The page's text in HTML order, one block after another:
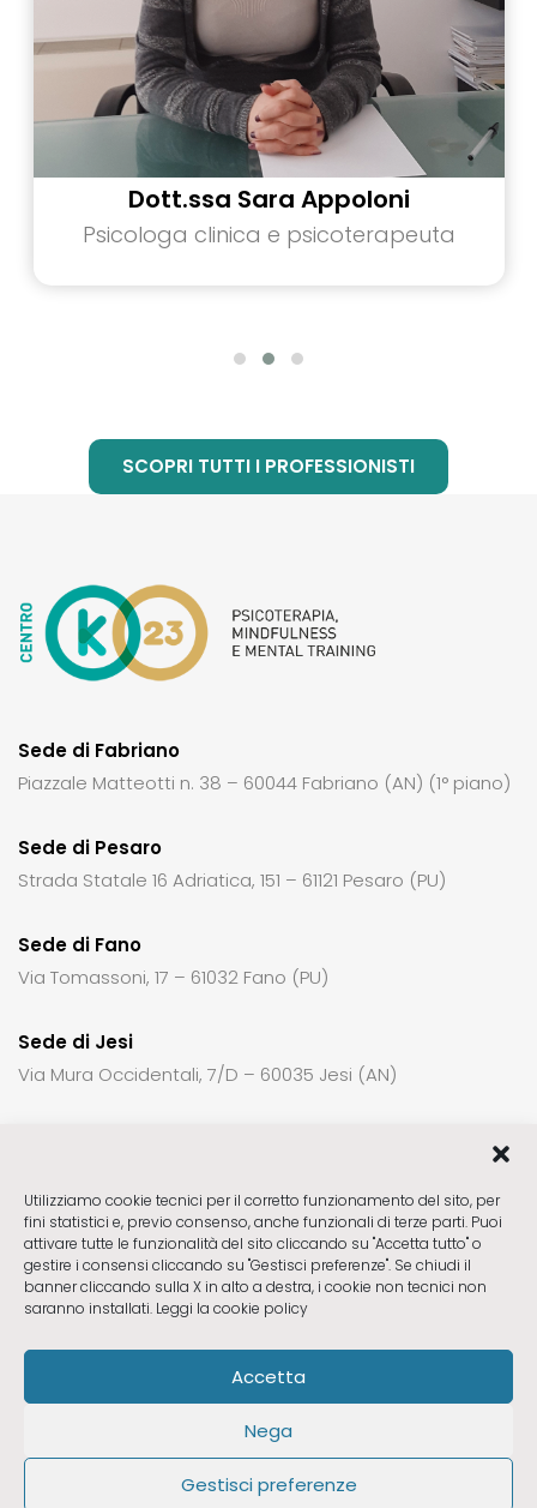
Utilizziamo cookie tecnici per il corretto funzionamento del sito, per
fini statistici e, previo consenso, anche funzionali di terze parti. Puoi
attivare tutte le funzionalità del sito cliccando su "Accetta tutto" o
gestire i consensi cliccando su "Gestisci preferenze". Se chiudi il
banner cliccando sulla X in alto a destra, i cookie non tecnici non
saranno installati. Leggi la cookie policy
Accetta
Nega
Gestisci preferenze
Dott.ssa Sara Appoloni
Psicologa clinica e psicoterapeuta
SCOPRI TUTTI I PROFESSIONISTI
Sede di Fabriano
Piazzale Matteotti n. 38 – 60044 Fabriano (AN) (1° piano)
Sede di Pesaro
Strada Statale 16 Adriatica, 151 – 61121 Pesaro (PU)
Sede di Fano
Via Tomassoni, 17 – 61032 Fano (PU)
Sede di Jesi
Via Mura Occidentali, 7/D – 60035 Jesi (AN)
Sede di Fabrianoctck23@gmail.com
Sede di Pesaroctck23pu@gmail.com
Sede di Fanoctck23pu@gmail.com
ctck23jesi@gmail.com
Privacy & Cookie Policy